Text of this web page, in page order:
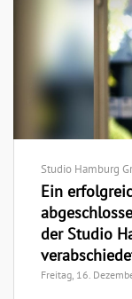
Studio Hamburg
Ein
der Studio
Freitag, 16.